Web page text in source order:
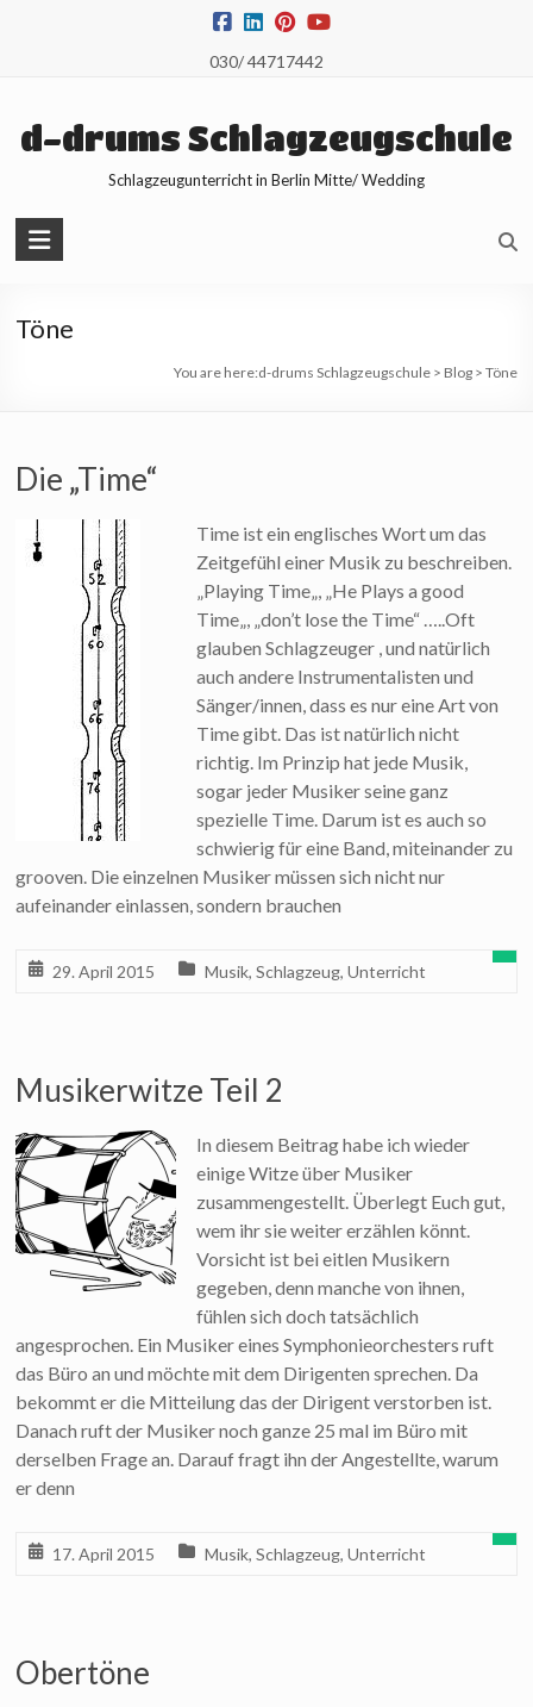
030/ 44717442
d-drums Schlagzeugschule
Schlagzeugunterricht in Berlin Mitte/ Wedding
Töne
You are here:d-drums Schlagzeugschule> Blog> Töne
Die „Time“
Time ist ein englisches Wort um das
Zeitgefühl einer Musik zu beschreiben.
„Playing Time„, „He Plays a good
Time„, „don’t lose the Time“ …..Oft
glauben Schlagzeuger , und natürlich
auch andere Instrumentalisten und
Sänger/innen, dass es nur eine Art von
Time gibt. Das ist natürlich nicht
richtig. Im Prinzip hat jede Musik,
sogar jeder Musiker seine ganz
spezielle Time. Darum ist es auch so
schwierig für eine Band, miteinander zu
grooven. Die einzelnen Musiker müssen sich nicht nur
aufeinander einlassen, sondern brauchen
29. April 2015 Musik,Schlagzeug,Unterricht
Musikerwitze Teil 2
In diesem Beitrag habe ich wieder
einige Witze über Musiker
zusammengestellt. Überlegt Euch gut,
wem ihr sie weiter erzählen könnt.
Vorsicht ist bei eitlen Musikern
gegeben, denn manche von ihnen,
fühlen sich doch tatsächlich
angesprochen. Ein Musiker eines Symphonieorchesters ruft
das Büro an und möchte mit dem Dirigenten sprechen. Da
bekommt er die Mitteilung das der Dirigent verstorben ist.
Danach ruft der Musiker noch ganze 25 mal im Büro mit
derselben Frage an. Darauf fragt ihn der Angestellte, warum
er denn
17. April 2015 Musik,Schlagzeug,Unterricht
Obertöne